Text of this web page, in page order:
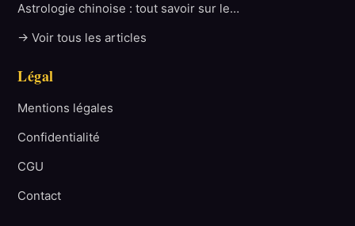
Astrologie chinoise : tout savoir sur le…
→ Voir tous les articles
Légal
Mentions légales
Confidentialité
CGU
Contact